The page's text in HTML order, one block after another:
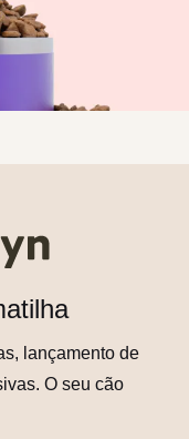
lançamento de
O seu cão